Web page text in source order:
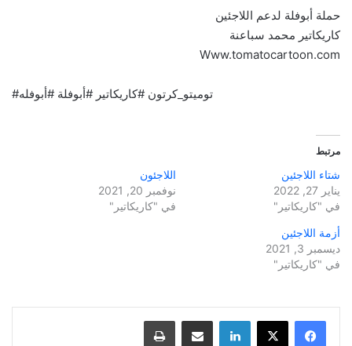
حملة أبوفلة لدعم اللاجئين
كاريكاتير محمد سباعنة
Www.tomatocartoon.com
#توميتو_كرتون #كاريكاتير #أبوفلة #أبوفله
مرتبط
شتاء اللاجئين
يناير 27, 2022
في "كاريكاتير"
اللاجئون
نوفمبر 20, 2021
في "كاريكاتير"
أزمة اللاجئين
ديسمبر 3, 2021
في "كاريكاتير"
لينكدإن مشاركة عبر البريد طباعة